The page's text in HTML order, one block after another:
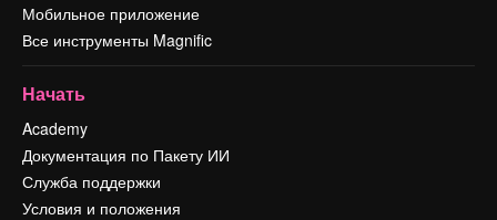
Мобильное приложение
Все инструменты Magnific
Начать
Academy
Документация по Пакету ИИ
Служба поддержки
Условия и положения